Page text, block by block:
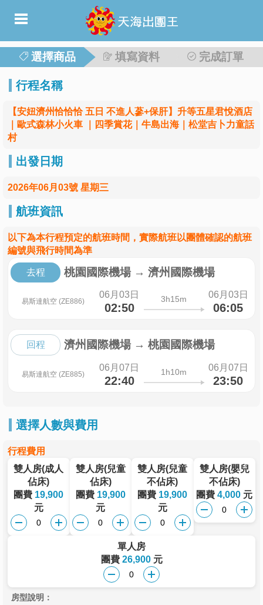
選擇商品 填寫資料 完成訂單
行程名稱
【安妞濟州恰恰恰 五日 不進人蔘+保肝】升等五星君悅酒店
｜歐式森林小火車 ｜四季賞花｜牛島出海｜松堂吉卜力童話
村
出發日期
2026年06月03號 星期三
航班資訊
以下為本行程預定的航班時間，實際航班以團體確認的航班
編號與飛行時間為準
去程 桃園國際機場 → 濟州國際機場
易斯達航空 (ZE886)
06月03日
02:50
3h15m 06月03日
06:05
回程 濟州國際機場 → 桃園國際機場
易斯達航空 (ZE885)
06月07日
22:40
1h10m 06月07日
23:50
選擇人數與費用
行程費用
雙人房(成人
佔床)
團費 19,900
元
雙人房(兒童
佔床)
團費 19,900
元
雙人房(兒童
不佔床)
團費 19,900
元
雙人房(嬰兒
不佔床)
團費4,000 元
單人房
團費 26,900元
房型說明：